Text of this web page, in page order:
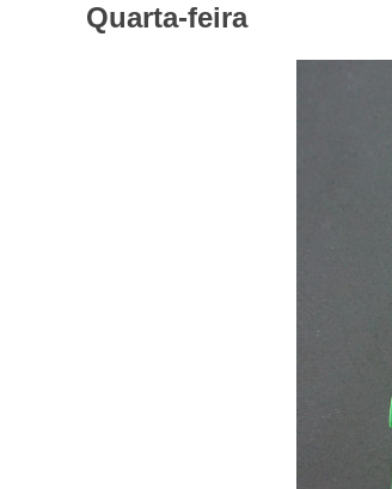
Quarta-feira